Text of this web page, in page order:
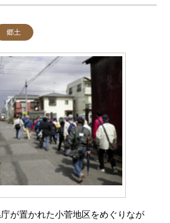
郷土
が置かれた小菅地区をめぐりなが